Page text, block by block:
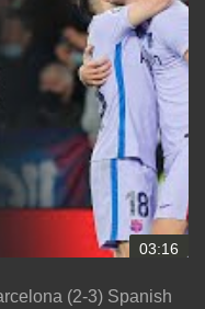
03:16
(2-3) Spanish